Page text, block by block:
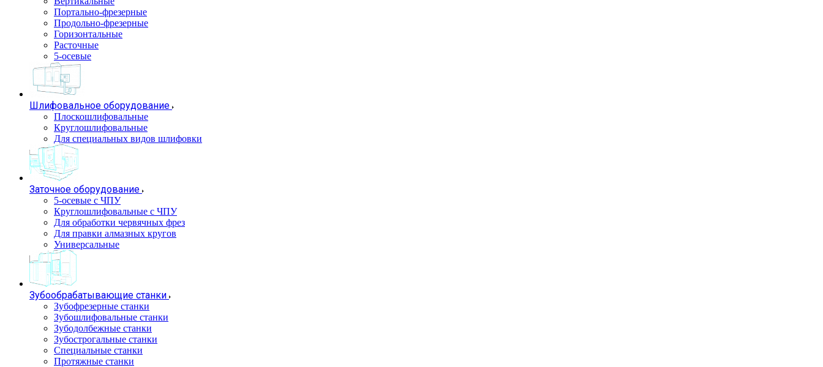
Портально-фрезерные
Продольно-фрезерные
Горизонтальные
Расточные
5-осевые
Шлифовальное оборудование
Плоскошлифовальные
Круглошлифовальные
Для специальных видов шлифовки
Заточное оборудование
5-осевые с ЧПУ
Круглошлифовальные с ЧПУ
Для обработки червячных фрез
Для правки алмазных кругов
Универсальные
Зубообрабатывающие станки
Зубофрезерные станки
Зубошлифовальные станки
Зубодолбежные станки
Зубострогальные станки
Специальные станки
Протяжные станки